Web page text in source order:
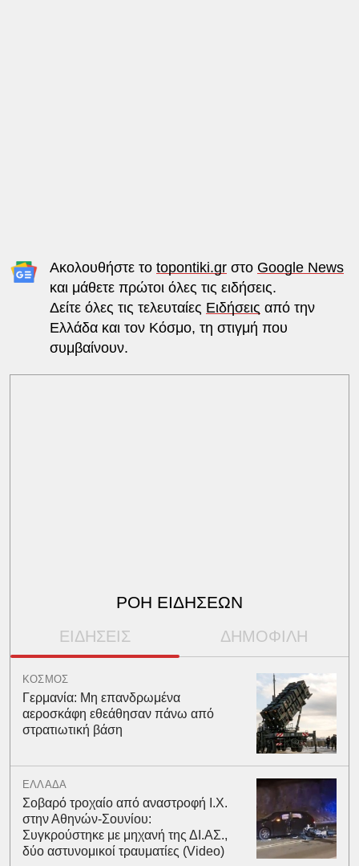
Ακολουθήστε το topontiki.grστο Google News
και μάθετε πρώτοι όλες τις ειδήσεις.
Δείτε όλες τις τελευταίες Ειδήσεις από την
Ελλάδα και τον Κόσμο, τη στιγμή που
συμβαίνουν.
ΡΟΗ ΕΙΔΗΣΕΩΝ
ΕΙΔΗΣΕΙΣ ΔΗΜΟΦΙΛΗ
ΚΟΣΜΟΣ
Γερμανία: Μη επανδρωμένα
αεροσκάφη εθεάθησαν πάνω από
στρατιωτική βάση
ΕΛΛΑΔΑ
Σοβαρό τροχαίο από αναστροφή Ι.Χ.
στην Αθηνών-Σουνίου:
Συγκρούστηκε με μηχανή της ΔΙ.ΑΣ.,
δύο αστυνομικοί τραυματίες (Video)